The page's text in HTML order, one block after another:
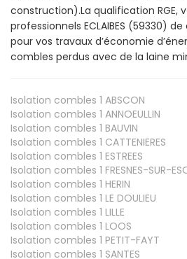
construction).La qualification RGE,
professionnels ECLAIBES (59330)
pour vos travaux d’économie
combles perdus avec de la laine
Isolation combles 1 ABSCON
Isolation combles 1 ANNOEULLIN
Isolation combles 1 BAUVIN
Isolation combles 1 CATTENIERES
Isolation combles 1 ESTREES
Isolation combles 1 FRESNES-SUR-
Isolation combles 1 HERIN
Isolation combles 1 LE DOULIEU
Isolation combles 1 LILLE
Isolation combles 1 LOOS
Isolation combles 1 PETIT-FAYT
Isolation combles 1 SANTES